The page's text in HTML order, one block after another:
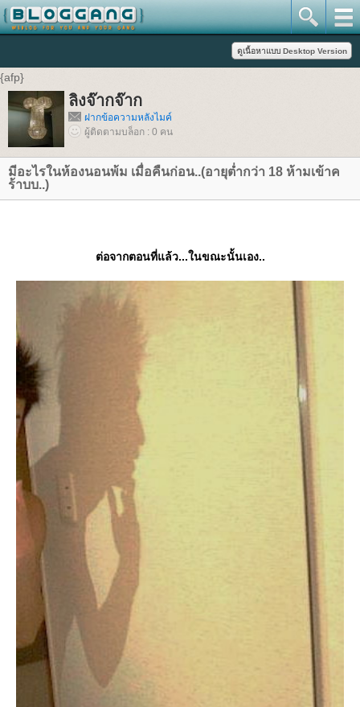
{afp}
ลิงจ๊ากจ๊าก
ฝากข้อความหลังไมค์
ผู้ติดตามบล็อก : 0 คน
มีอะไรในห้องนอนพ้ม เมื่อคืนก่อน..(อายุต่ำกว่า 18 ห้ามเข้าค
ร้าบบ..)
ต่อจากตอนที่แล้ว...ในขณะนั้นเอง..